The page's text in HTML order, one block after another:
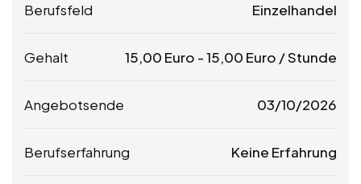
Berufsfeld Einzelhandel
Gehalt 15,00 Euro -15,00 Euro / Stunde
Angebotsende 03/10/2026
Berufserfahrung Keine Erfahrung